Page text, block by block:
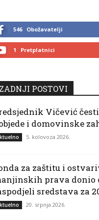
546 Obožavatelji
1 Pretplatnici
ZADNJI POSTOVI
Vičević
i domovinske
5. kolovoza 2026.
za zaštitu i
prava donio
sredstava za
20. srpnja 2026.